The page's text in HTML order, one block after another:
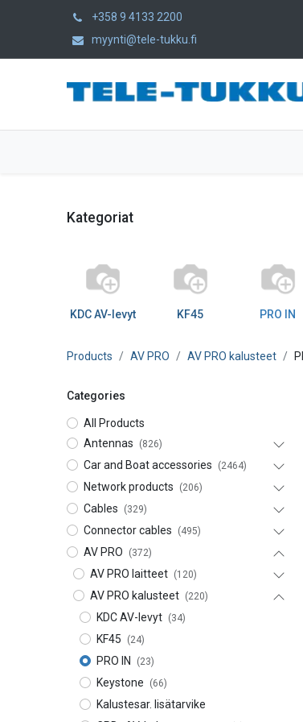
+358 9 4133 2200
myynti@tele-tukku.fi
Kategoriat
KDC AV-levyt KF45 PRO IN
Products AV PRO AV PRO kalusteet
Categories
All Products
Antennas
(826)
Car and Boat accessories (2464)
Network products (206)
Cables (329)
Connector cables (495)
AV PRO (372)
AV PRO laitteet (120)
AV PRO kalusteet (220)
KDC AV-levyt (34)
KF45 (24)
PRO IN (23)
Keystone (66)
Kalustesar. lisätarvike